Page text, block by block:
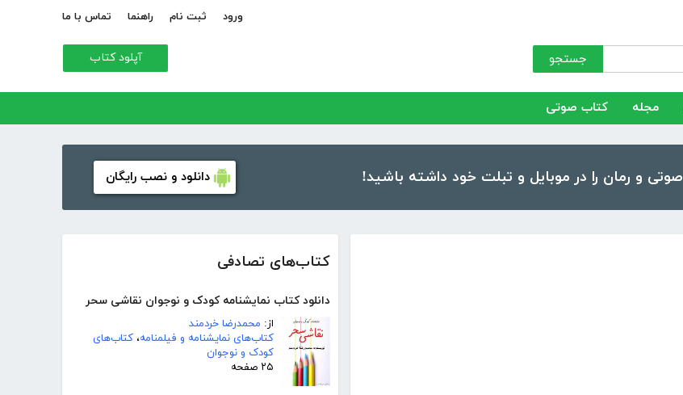
ورود ثبت نام راهنما تماس با ما
جستجو آپلود کتاب
مجله کتاب صوتی
دانلود و نصب رایگان
کتاب‌های تصادفی
دانلود کتاب نمایشنامه کودک و نوجوان نقاشی سحر
از: محمدرضا خردمند
کتاب‌های نمایشنامه و فیلمنامه، کتاب‌های
کودک و نوجوان
۲۵ صفحه